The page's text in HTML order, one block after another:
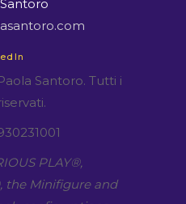
Santoro. Tutti i
PLAY​®,
the Minifigure and